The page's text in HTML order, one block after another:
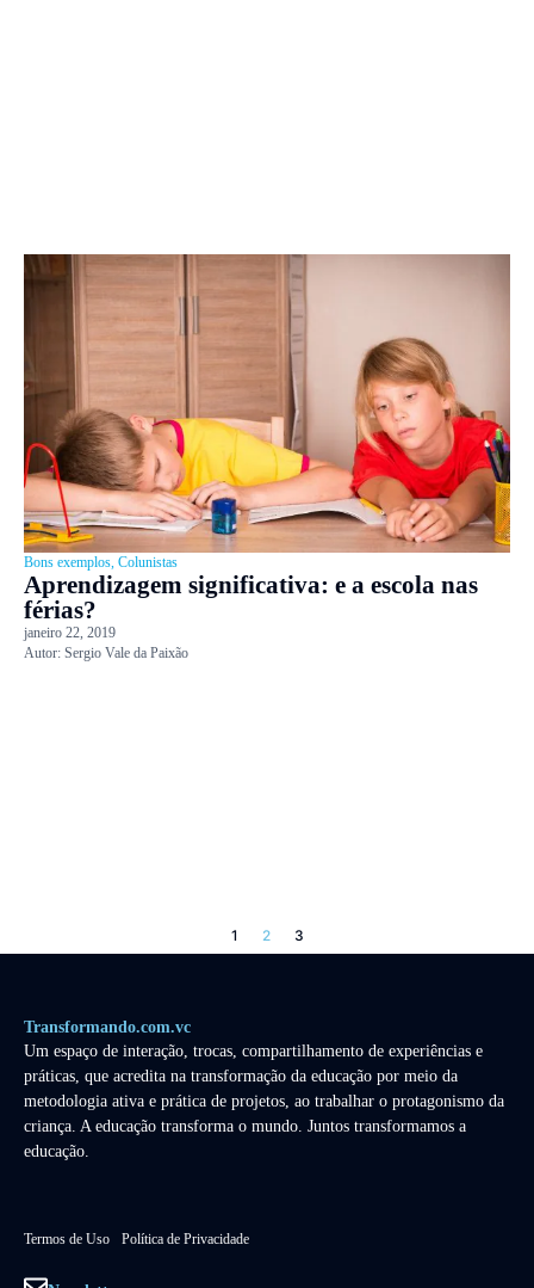
Bons exemplos, Colunistas
Aprendizagem significativa: e a escola nas
férias?
janeiro 22, 2019
Autor: Sergio Vale da Paixão
1 2 3
Transformando.com.vc
Um espaço de interação, trocas, compartilhamento de experiências e
práticas, que acredita na transformação da educação por meio da
metodologia ativa e prática de projetos, ao trabalhar o protagonismo da
criança. A educação transforma o mundo. Juntos transformamos a
educação.
Termos de Uso Política de Privacidade